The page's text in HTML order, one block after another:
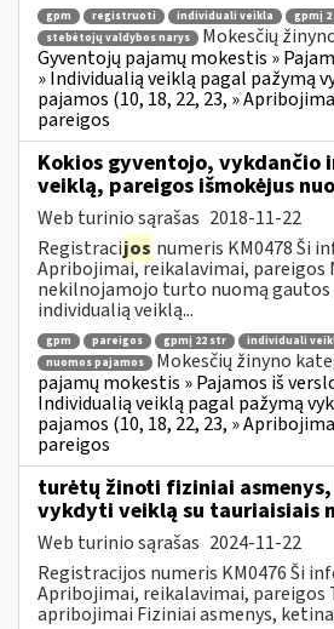
gpm registruoti individuali veikla gpmį 2
stebėtojų valdybos narys
Mokesčių
Gyventojų pajamų mokestis »
» Individualią veiklą pagal pažymą
pajamos (10, 18, 22, 23, »
pareigos
Kokios gyventojo, vykdančio
veiklą, pareigos išmokėjus
Web turinio sąrašas 2018-11-22
Registracijos numeris KM0478 Ši
Apribojimai, reikalavimai, pareigos
nekilnojamojo turto nuomą gautos
individualią veiklą...
gpm pareigos gpmį 22 str individuali
nuomos pajamos
Mokesčių žinyno
pajamų mokestis » Pajamos iš
Individualią veiklą pagal pažymą
pajamos (10, 18, 22, 23, »
pareigos
turėtų žinoti fiziniai
vykdyti veiklą su tauriaisiais
Web turinio sąrašas 2024-11-22
Registracijos numeris KM0476 Ši
Apribojimai, reikalavimai, pareigos
apribojimai Fiziniai asmenys,